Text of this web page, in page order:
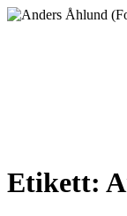
Hoppa
Etikett: